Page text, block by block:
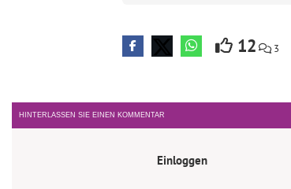
12 3
HINTERLASSEN SIE EINEN KOMMENTAR
Einloggen